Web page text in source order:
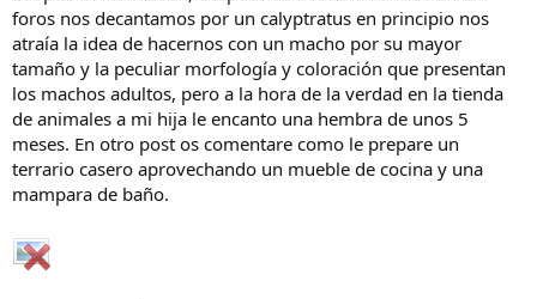
m
a
foros nos decantamos por un calyptratus en principio nos
atraía la idea de hacernos con un macho por su mayor
tamaño y la peculiar morfología y coloración que presentan
los machos adultos, pero a la hora de la verdad en la tienda
de animales a mi hija le encanto una hembra de unos 5
meses. En otro post os comentare como le prepare un
terrario casero aprovechando un mueble de cocina y una
mampara de baño.